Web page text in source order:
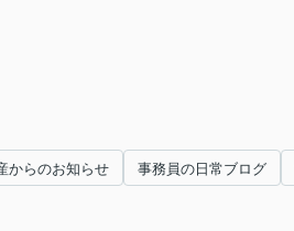
からのお知らせ 事務員の日常ブログ